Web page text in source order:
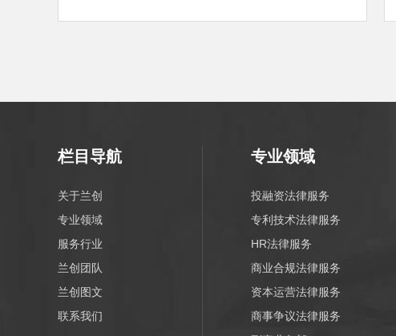
栏目导航
关于兰创
专业领域
服务行业
兰创团队
兰创图文
联系我们
专业领域
投融资法律服务
专利技术法律服务
HR法律服务
商业合规法律服务
资本运营法律服务
商事争议法律服务